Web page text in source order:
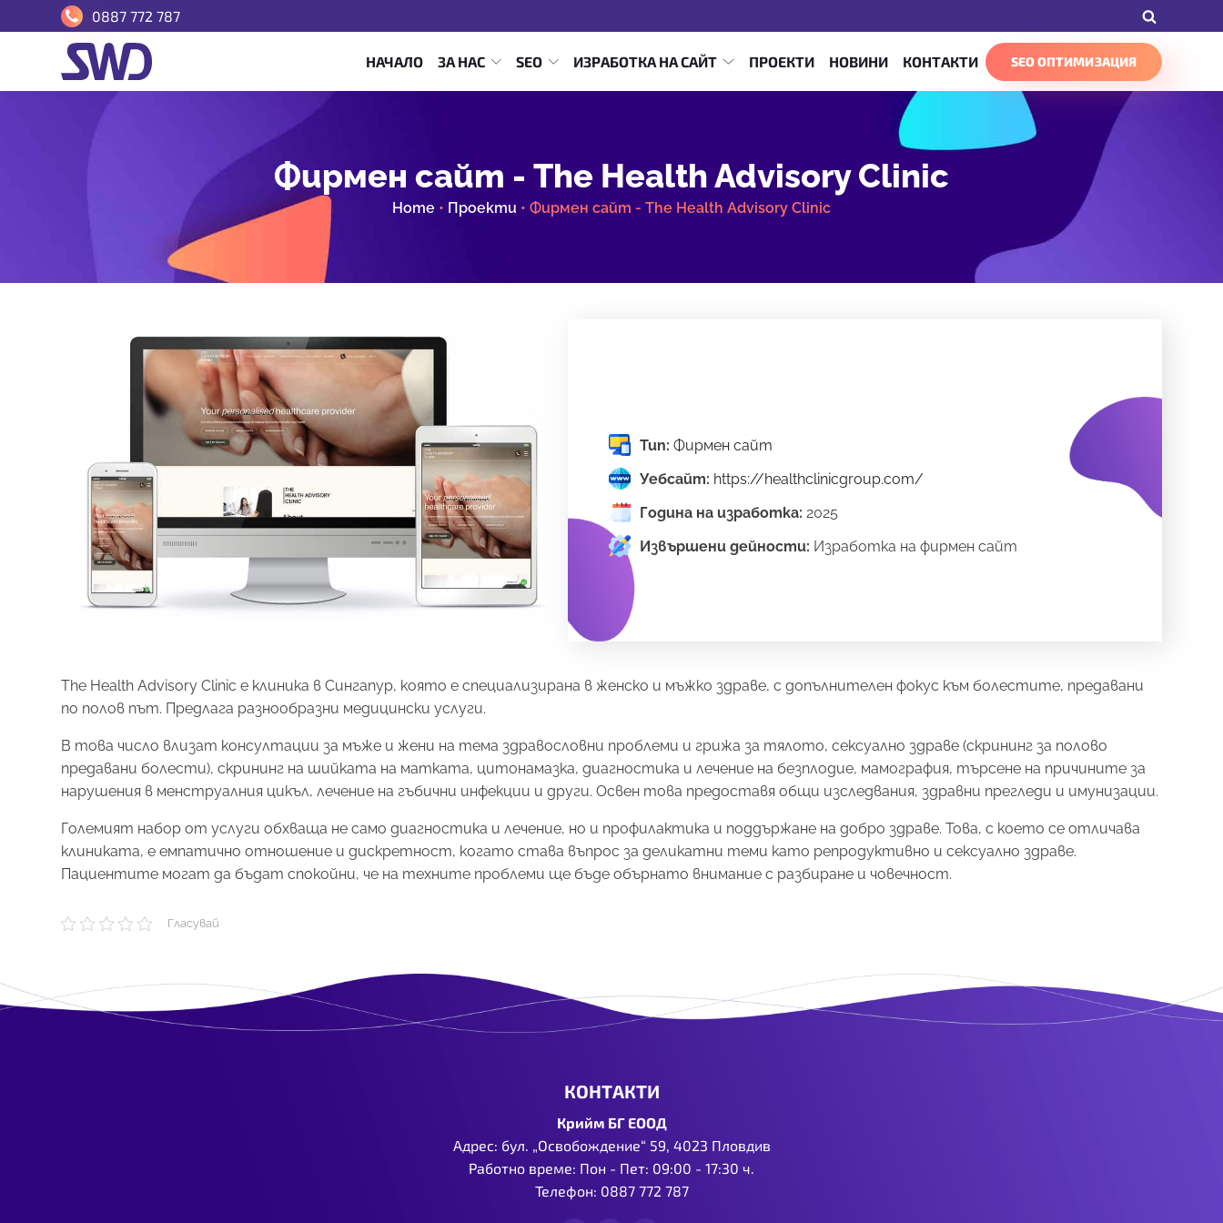
0887 772 787
НАЧАЛО ЗА НАС SEO ИЗРАБОТКА НА САЙТ ПРОЕКТИ НОВИНИ КОНТАКТИ SEO ОПТИМИЗАЦИЯ
Фирмен сайт - The Health Advisory Clinic
Home • Проекти • Фирмен сайт - The Health Advisory Clinic
Тип: Фирмен сайт
Уебсайт: https://healthclinicgroup.com/
Година на изработка: 2025
Извършени дейности: Изработка на фирмен сайт
The Health Advisory Clinic е клиника в Сингапур, която е специализирана в женско и мъжко здраве, с допълнителен фокус към болестите, предавани
по полов път. Предлага разнообразни медицински услуги.
В това число влизат консултации за мъже и жени на тема здравословни проблеми и грижа за тялото, сексуално здраве (скрининг за полово
предавани болести), скрининг на шийката на матката, цитонамазка, диагностика и лечение на безплодие, мамография, търсене на причините за
нарушения в менструалния цикъл, лечение на гъбични инфекции и други. Освен това предоставя общи изследвания, здравни прегледи и имунизации.
Големият набор от услуги обхваща не само диагностика и лечение, но и профилактика и поддържане на добро здраве. Това, с което се отличава
клиниката, е емпатично отношение и дискретност, когато става въпрос за деликатни теми като репродуктивно и сексуално здраве.
Пациентите могат да бъдат спокойни, че на техните проблеми ще бъде обърнато внимание с разбиране и човечност.
Гласувай
КОНТАКТИ
Крийм БГ ЕООД
Адрес: бул. „Освобождение“ 59, 4023 Пловдив
Работно време: Пон - Пет: 09:00 - 17:30 ч.
Телефон: 0887 772 787